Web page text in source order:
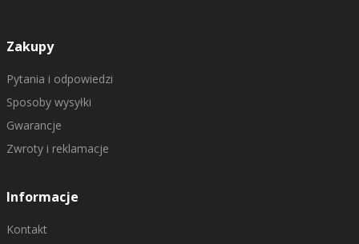
Zakupy
Pytania i odpowiedzi
Sposoby wysyłki
Gwarancje
Zwroty i reklamacje
Informacje
Kontakt